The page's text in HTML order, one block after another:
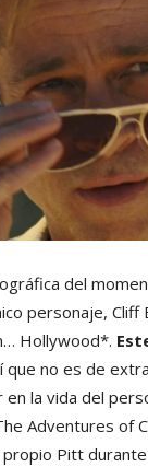
del
personaje, Cliff
Hollywood*.
que no es de
la vida del
Adventures of
Pitt